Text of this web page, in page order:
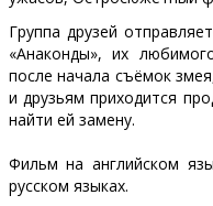
Группа друзей
«Анаконды», их
после начала съёмок
и друзьям приходится
найти ей замену.
Фильм на английском
русском языках.